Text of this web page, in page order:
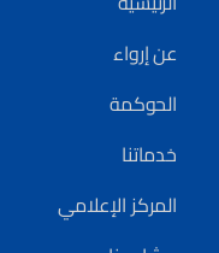
عن إرواء
الحوكمة
خدماتنا
المركز الإعلامي